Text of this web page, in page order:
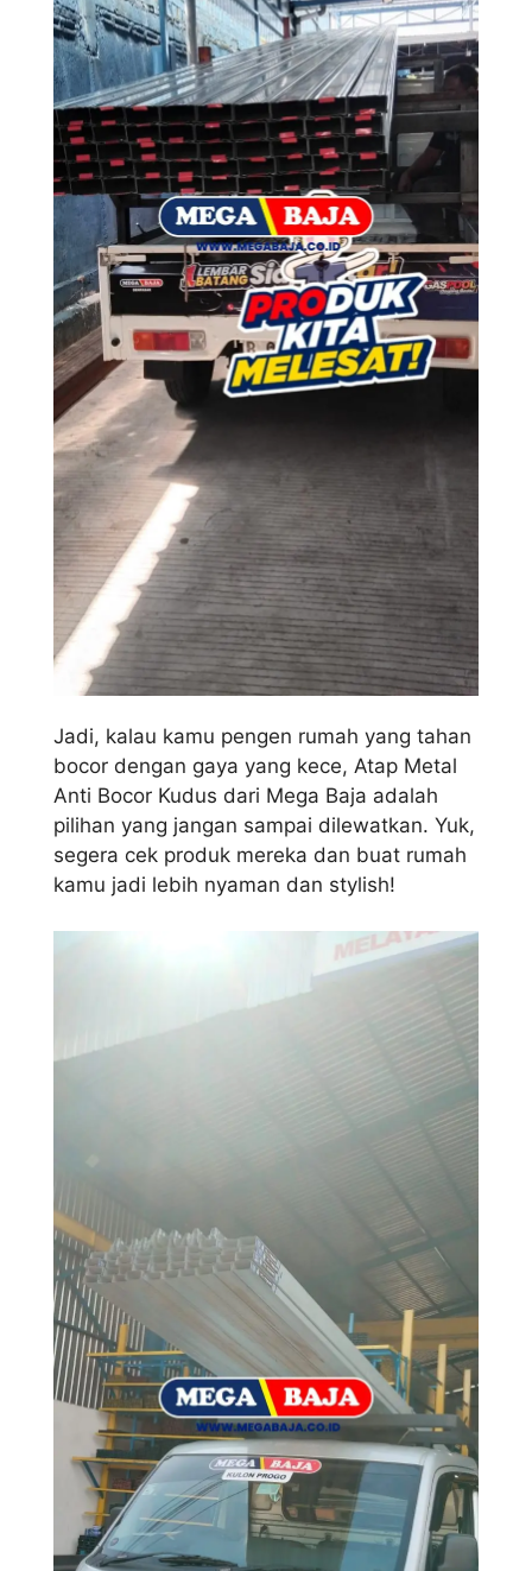
Jadi, kalau kamu pengen rumah yang tahan
bocor dengan gaya yang kece, Atap Metal
Anti Bocor Kudus dari Mega Baja adalah
pilihan yang jangan sampai dilewatkan. Yuk,
segera cek produk mereka dan buat rumah
kamu jadi lebih nyaman dan stylish!